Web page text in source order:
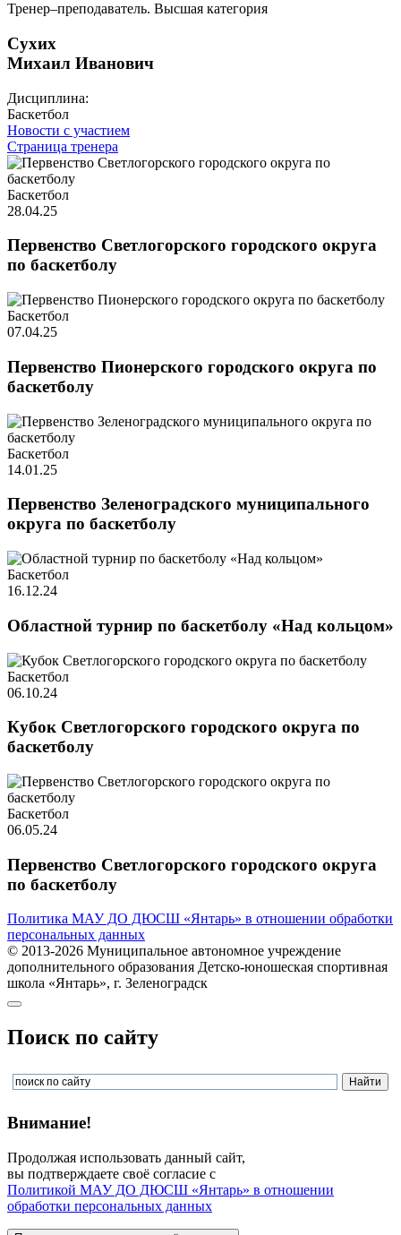
Тренер–преподаватель. Высшая категория
Сухих
Михаил Иванович
Дисциплина:
Баскетбол
Новости с участием
Страница тренера
Баскетбол
28.04.25
Первенство Светлогорского городского округа
по баскетболу
Баскетбол
07.04.25
Первенство Пионерского городского округа по
баскетболу
Баскетбол
14.01.25
Первенство Зеленоградского муниципального
округа по баскетболу
Баскетбол
16.12.24
Областной турнир по баскетболу «Над кольцом»
Баскетбол
06.10.24
Кубок Светлогорского городского округа по
баскетболу
Баскетбол
06.05.24
Первенство Светлогорского городского округа
по баскетболу
Политика МАУ ДО ДЮСШ «Янтарь» в отношении обработки
персональных данных
© 2013-2026 Муниципальное автономное учреждение
дополнительного образования Детско-юношеская спортивная
школа «Янтарь», г. Зеленоградск
Поиск по сайту
Внимание!
Продолжая использовать данный сайт,
вы подтверждаете своё согласие с
Политикой МАУ ДО ДЮСШ «Янтарь» в отношении
обработки персональных данных